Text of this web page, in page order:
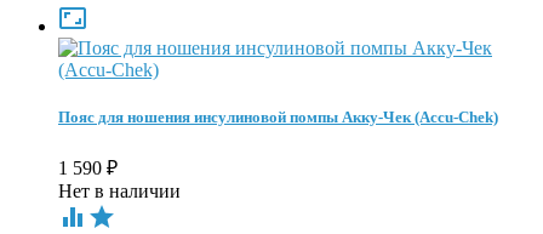

Пояс для ношения инсулиновой помпы Акку-Чек (Accu-Chek)
1 590 ₽
Нет в наличии
 